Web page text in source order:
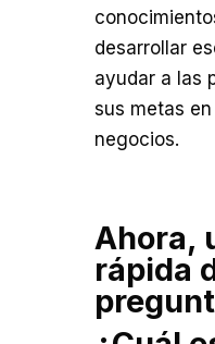
desarrollar
ayudar a las
sus metas
negocios.
Ahora,
rápida